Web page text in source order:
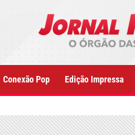
Conexão Pop Edição Impressa